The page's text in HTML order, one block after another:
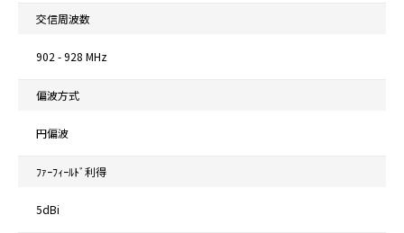
交信周波数
902 - 928 MHz
偏波方式
円偏波
ﾌｧｰﾌｨｰﾙﾄﾞ利得
5dBi